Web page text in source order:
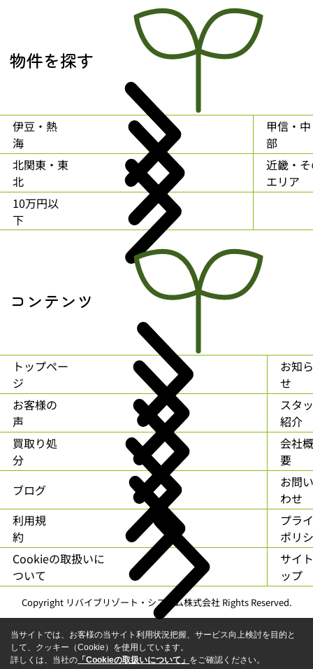
物件を探す
伊豆・熱
海
甲信・中
部
北関東・東
北
近畿・
エリア
10万円以
下
コンテンツ
トップペー
ジ
お知ら
せ
お客様の
声
スタ
紹介
買取り処
分
会社概
要
ブログ
お問
わせ
利用規
約
プラ
ポリ
Cookieの取扱いに
ついて
サイ
ップ
Copyright リバイブリゾート・システム株式会社 Rights Reserved.
当サイトでは、お客様の当サイト利用状況把握、サービス向上検討を目的と
して、クッキー（Cookie）を使用しています。
詳しくは、当社の 「Cookieの取扱いについて」 をご確認ください。